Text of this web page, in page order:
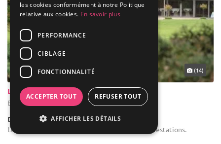
... 22 km (14)
Le Clos de la Conciergerie
Brunehaut - Hainaut (WHT)
Demeure de caractère / Autres
Location de salle de réception : Tous types de prestations.
les cookies conformément à notre Politique
relative aux cookies. En savoir plus
PERFORMANCE
CIBLAGE
FONCTIONNALITÉ
ACCEPTER TOUT REFUSER TOUT
AFFICHER LES DÉTAILS